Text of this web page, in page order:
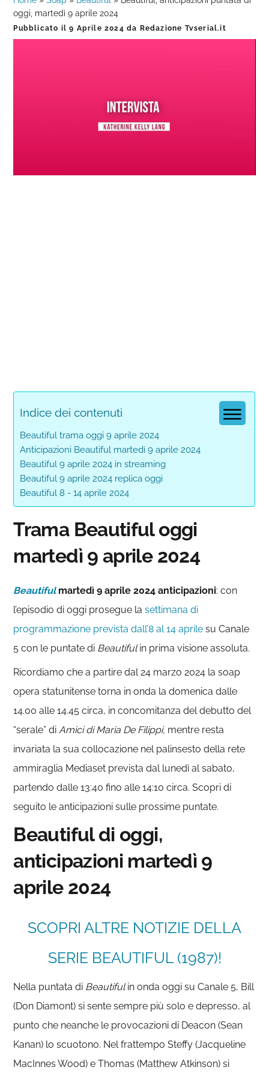
oggi, martedì 9 aprile 2024
Pubblicato il9 Aprile 2024 da Redazione Tvserial.it
0%
0%
Indice dei contenuti
Beautiful trama oggi 9 aprile 2024
Anticipazioni Beautiful martedì 9 aprile 2024
Beautiful 9 aprile 2024 in streaming
Beautiful 9 aprile 2024 replica oggi
Beautiful 8 - 14 aprile 2024
Trama Beautiful oggi
martedì 9 aprile 2024
Beautifulmartedì 9 aprile 2024 anticipazioni: con
l’episodio di oggi prosegue lasettimana di
programmazione prevista dall’8 al 14 aprile su Canale
5 con le puntate di Beautifulin prima visione assoluta.
Ricordiamo che a partire dal 24 marzo 2024 la soap
opera statunitense torna in onda la domenica dalle
14.00 alle 14.45 circa, in concomitanza del debutto del
“serale” di Amici di Maria De Filippi, mentre resta
invariata la sua collocazione nel palinsesto della rete
ammiraglia Mediaset prevista dal lunedì al sabato,
partendo dalle 13:40 fino alle 14:10 circa. Scopri di
seguito le anticipazioni sulle prossime puntate.
Beautiful di oggi,
anticipazioni martedì 9
aprile 2024
SCOPRI ALTRE NOTIZIE DELLA
SERIE BEAUTIFUL (1987)!
Nella puntata di Beautifulin onda oggi su Canale 5, Bill
(Don Diamont) si sente sempre più solo e depresso, al
punto che neanche le provocazioni di Deacon (Sean
Kanan) lo scuotono. Nel frattempo Steffy (Jacqueline
MacInnes Wood) e Thomas (Matthew Atkinson) si